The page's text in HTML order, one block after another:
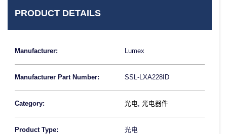
PRODUCT DETAILS
Manufacturer: Lumex
Manufacturer Part Number: SSL-LXA228ID
Category: 光电, 光电器件
Product Type: 光电